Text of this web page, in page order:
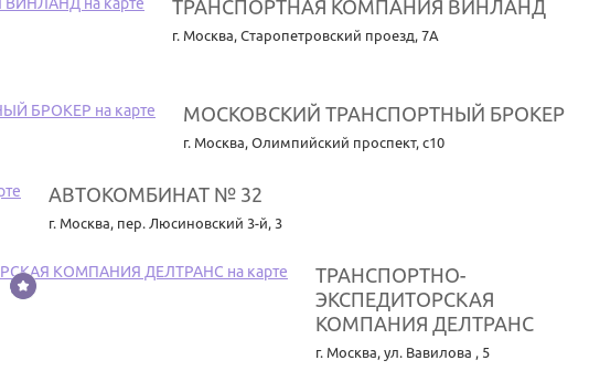
ТРАНСПОРТНАЯ КОМПАНИЯ ВИНЛАНД
г. Москва, Старопетровский проезд, 7А
МОСКОВСКИЙ ТРАНСПОРТНЫЙ БРОКЕР
г. Москва, Олимпийский проспект, с10
АВТОКОМБИНАТ № 32
г. Москва, пер. Люсиновский 3-й, 3
ТРАНСПОРТНО-
ЭКСПЕДИТОРСКАЯ
КОМПАНИЯ ДЕЛТРАНС
г. Москва, ул. Вавилова , 5